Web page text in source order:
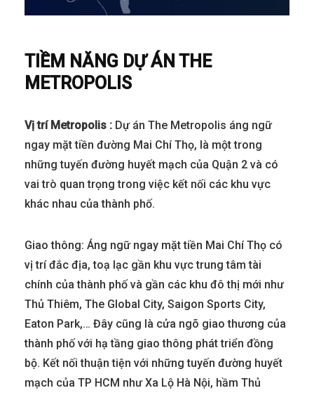
TIỀM NĂNG DỰ ÁN THE
METROPOLIS
Vị trí Metropolis : Dự án The Metropolis áng ngữ
ngay mặt tiền đường Mai Chí Thọ, là một trong
những tuyến đường huyết mạch của Quận 2 và có
vai trò quan trọng trong việc kết nối các khu vực
khác nhau của thành phố.
Giao thông: Áng ngữ ngay mặt tiền Mai Chí Thọ có
vị tríđắc địa,toạ lạc gần khu vực trung tâmtài
chính của thành phố và gần các khu đô thị mới như
Thủ Thiêm, The Global City, Saigon Sports City,
Eaton Park,… Đây cũng là cửa ngõ giao thương của
thành phố với hạ tầng giao thông phát triển đồng
bộ. Kết nốithuận tiện với những tuyến đường huyết
mạch của TP HCM như Xa Lộ Hà Nội, hầm Thủ